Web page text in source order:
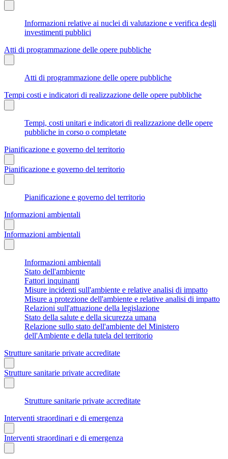
Informazioni relative ai nuclei di valutazione e verifica degli
investimenti pubblici
Atti di programmazione delle opere pubbliche
Atti di programmazione delle opere pubbliche
Tempi costi e indicatori di realizzazione delle opere pubbliche
Tempi, costi unitari e indicatori di realizzazione delle opere
pubbliche in corso o completate
Pianificazione e governo del territorio
Pianificazione e governo del territorio
Pianificazione e governo del territorio
Informazioni ambientali
Informazioni ambientali
Informazioni ambientali
Stato dell'ambiente
Fattori inquinanti
Misure incidenti sull'ambiente e relative analisi di impatto
Misure a protezione dell'ambiente e relative analisi di impatto
Relazioni sull'attuazione della legislazione
Stato della salute e della sicurezza umana
Relazione sullo stato dell'ambiente del Ministero
dell'Ambiente e della tutela del territorio
Strutture sanitarie private accreditate
Strutture sanitarie private accreditate
Strutture sanitarie private accreditate
Interventi straordinari e di emergenza
Interventi straordinari e di emergenza